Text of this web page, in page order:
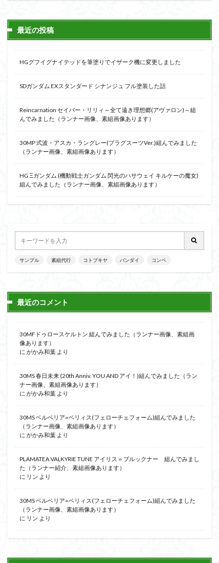
最近の投稿
HGグフイグナイテッドを筆塗りでイザーク機に変更しました
SDガンダム EXスタンダード シナンジュ フル塗装した話
Reincarnation セイバー・リリィ～全て遠き理想郷(アヴァロン)～組
んでみました（ランナー画像、素組画像あります）
30MP 式波・アスカ・ラングレー(プラグスーツVer.)組んでみました
（ランナー画像、素組画像あります）
HG Ξガンダム (機動戦士ガンダム 閃光のハサウェイ キルケーの魔女)
組んでみました（ランナー画像、素組画像あります）
サンプル 素組代行 コトブキヤ バンダイ コンペ
最近のコメント
30MFドゥロースケルトン 組んでみました（ランナー画像、素組画
像あります）
に がかみ和葉 より
30MS 春日未来 (20th Anniv. YOU AND アイ！)組んでみました（ラン
ナー画像、素組画像あります）
に がかみ和葉 より
30MS ベルベリア=ベリィス(フェローチェフォーム)組んでみました
（ランナー画像、素組画像あります）
に がかみ和葉 より
PLAMATEA VALKYRIE TUNE アイリス＝ブルックナー 組んでみまし
た（ランナー紹介、素組画像あります）
に リン より
30MS ベルベリア=ベリィス(フェローチェフォーム)組んでみました
（ランナー画像、素組画像あります）
に リン より